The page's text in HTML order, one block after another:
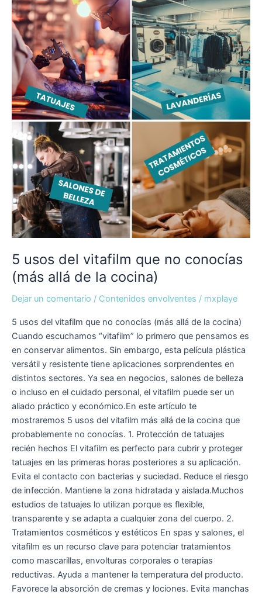
5 usos del vitafilm que no conocías
(más allá de la cocina)
Dejar un comentario / Contenidos envolventes / mxplaye
5 usos del vitafilm que no conocías (más allá de la cocina)
Cuando escuchamos “vitafilm” lo primero que pensamos es
en conservar alimentos. Sin embargo, esta película plástica
versátil y resistente tiene aplicaciones sorprendentes en
distintos sectores. Ya sea en negocios, salones de belleza
o incluso en el cuidado personal, el vitafilm puede ser un
aliado práctico y económico.En este artículo te
mostraremos 5 usos del vitafilm más allá de la cocina que
probablemente no conocías. 1. Protección de tatuajes
recién hechos El vitafilm es perfecto para cubrir y proteger
tatuajes en las primeras horas posteriores a su aplicación.
Evita el contacto con bacterias y suciedad. Reduce el riesgo
de infección. Mantiene la zona hidratada y aislada.Muchos
estudios de tatuajes lo utilizan porque es flexible,
transparente y se adapta a cualquier zona del cuerpo. 2.
Tratamientos cosméticos y estéticos En spas y salones, el
vitafilm es un recurso clave para potenciar tratamientos
como mascarillas, envolturas corporales o terapias
reductivas. Ayuda a mantener la temperatura del producto.
Favorece la absorción de cremas y lociones. Evita manchas
5
usos
del
vitafilm
que
no
conocías
(más
allá
de
la
cocina)